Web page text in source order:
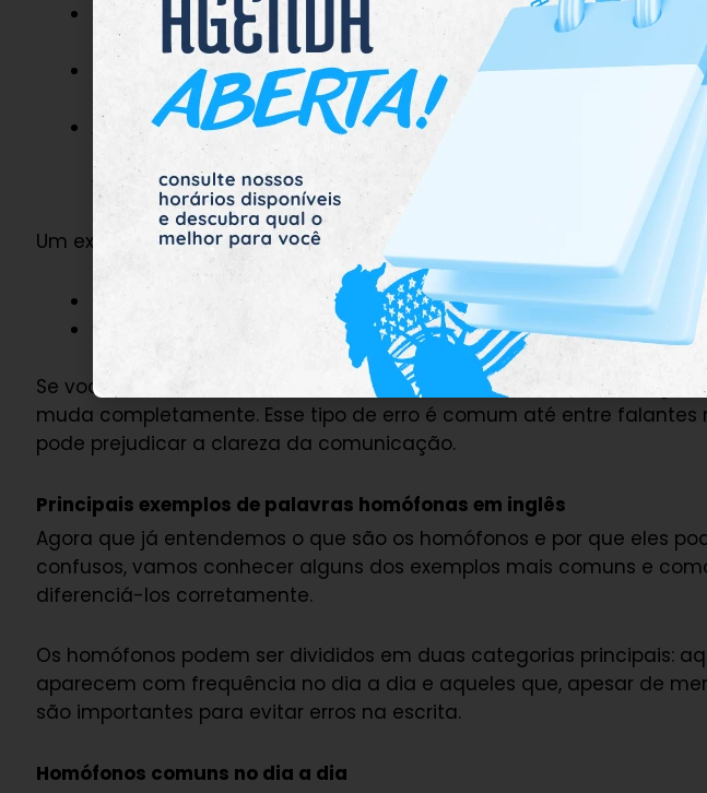
Escrita irregular do inglês
– Diferente de idiomas fonéticos
espanhol, no inglês a escrita nem sempre corresponde à
Palavras comuns no dia a dia– Muitos homófonos são usados
frequentemente, o que aumenta as chances de erro.
Auto corretores não identificam o erro
– Como os homófonos
palavras válidas, um corretor automático pode não perceber
você escreve a palavra errada.
Um exemplo clássico de confusão acontece com estas palavras:
(seu/sua) e “You’re”
(você é)
“Their”
(lá) e“They’re”(eles são)
Se você escreve em vez de “You’re welcome”
, o
muda completamente. Esse tipo de erro é comum até entre falantes
pode prejudicar a clareza da comunicação.
Principais exemplos de palavras homófonas em inglês
Agora que já entendemos o que são os homófonos e por que eles
confusos, vamos conhecer alguns dos exemplos mais comuns e
diferenciá-los corretamente.
Os homófonos podem ser divididos em duas categorias principais:
aparecem com frequência no dia a dia e aqueles que, apesar de
são importantes para evitar erros na escrita.
Homófonos comuns no dia a dia